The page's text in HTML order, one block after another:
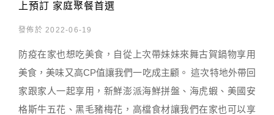
上預訂 家庭聚餐首選
發佈於 2022-06-19
防疫在家也想吃美食，自從上次帶妹妹來舞古賀鍋物享用
美食，美味又高CP值讓我們一吃成主顧。 這次特地外帶回
家跟家人一起享用，新鮮澎派海鮮拼盤、海虎蝦、美國安
格斯牛五花、黑毛豬梅花，高檔食材讓我們在家也可以享